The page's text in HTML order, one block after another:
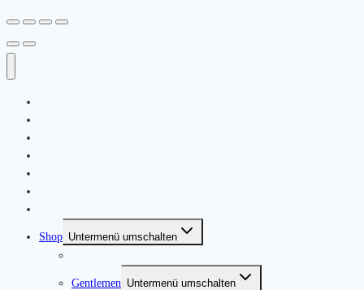
Shop Untermenü umschalten
Gentlemen Untermenü umschalten